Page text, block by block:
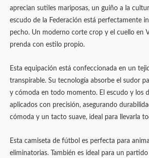
aprecian sutiles mariposas, un guiño a la
escudo de la Federación está perfectamente
pecho. Un moderno corte crop y el cuello en
prenda con estilo propio.
Esta equipación está confeccionada en un
transpirable. Su tecnología absorbe el sudor
y cómoda en todo momento. El escudo y los
aplicados con precisión, asegurando
cómoda y un tacto suave, ideal para llevarla
Esta camiseta de fútbol es perfecta para
eliminatorias. También es ideal para un